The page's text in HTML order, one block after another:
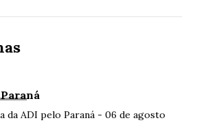
da ADI pelo Paraná - 06 de agosto